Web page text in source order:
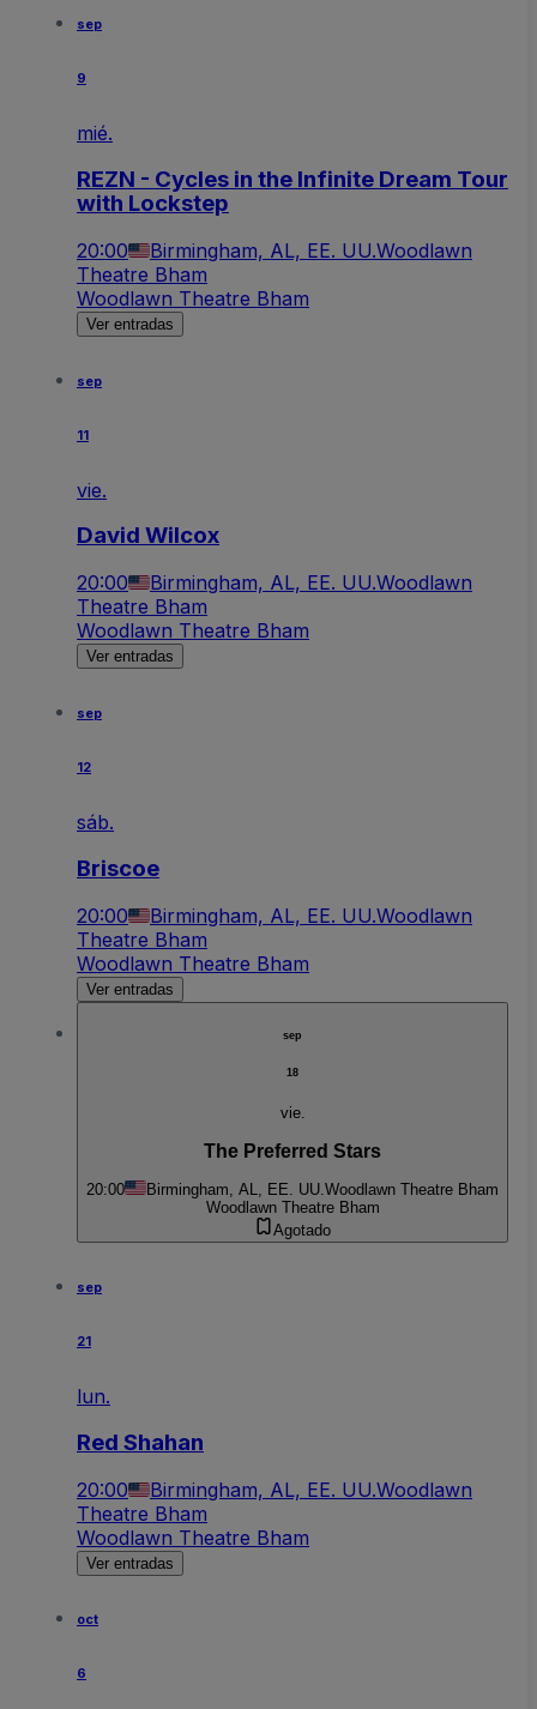
sep
9
mié.
REZN - Cycles in the Infinite Dream Tour
with Lockstep
20:00 Birmingham, AL, EE. UU.Woodlawn
Theatre Bham
Woodlawn Theatre Bham
Ver entradas
sep
11
vie.
David Wilcox
20:00 Birmingham, AL, EE. UU.Woodlawn
Theatre Bham
Woodlawn Theatre Bham
Ver entradas
sep
12
sáb.
Briscoe
20:00 Birmingham, AL, EE. UU.Woodlawn
Theatre Bham
Woodlawn Theatre Bham
Ver entradas
sep
18
vie.
The Preferred Stars
20:00 Birmingham, AL, EE. UU.Woodlawn Theatre Bham
Woodlawn Theatre Bham
Agotado
sep
21
lun.
Red Shahan
20:00 Birmingham, AL, EE. UU.Woodlawn
Theatre Bham
Woodlawn Theatre Bham
Ver entradas
oct
6